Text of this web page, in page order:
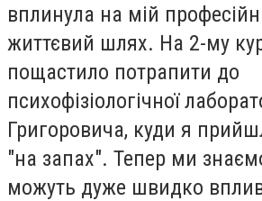
вплинула на мій
життєвий шлях. На 2-му
пощастило потрапити до
психофізіологічної
Григоровича, куди я
"на запах". Тепер ми
можуть дуже швидко